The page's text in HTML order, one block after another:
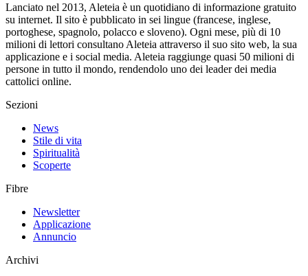
Lanciato nel 2013, Aleteia è un quotidiano di informazione gratuito
su internet. Il sito è pubblicato in sei lingue (francese, inglese,
portoghese, spagnolo, polacco e sloveno). Ogni mese, più di 10
milioni di lettori consultano Aleteia attraverso il suo sito web, la sua
applicazione e i social media. Aleteia raggiunge quasi 50 milioni di
persone in tutto il mondo, rendendolo uno dei leader dei media
cattolici online.
Sezioni
News
Stile di vita
Spiritualità
Scoperte
Fibre
Newsletter
Applicazione
Annuncio
Archivi